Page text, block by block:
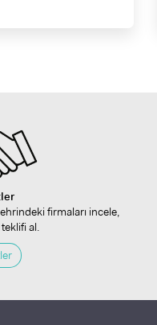
firmaları incele,
al.